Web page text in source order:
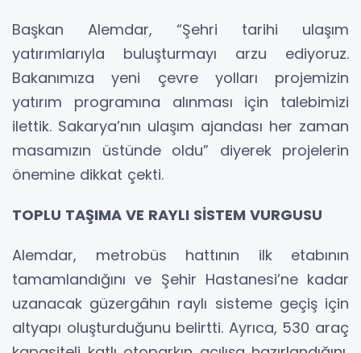
Başkan Alemdar, “Şehri tarihi ulaşım
yatırımlarıyla buluşturmayı arzu ediyoruz.
Bakanımıza yeni çevre yolları projemizin
yatırım programına alınması için talebimizi
ilettik. Sakarya’nın ulaşım ajandası her zaman
masamızın üstünde oldu” diyerek projelerin
önemine dikkat çekti.
TOPLU TAŞIMA VE RAYLI SİSTEM VURGUSU
Alemdar, metrobüs hattının ilk etabının
tamamlandığını ve Şehir Hastanesi’ne kadar
uzanacak güzergâhın raylı sisteme geçiş için
altyapı oluşturduğunu belirtti. Ayrıca, 530 araç